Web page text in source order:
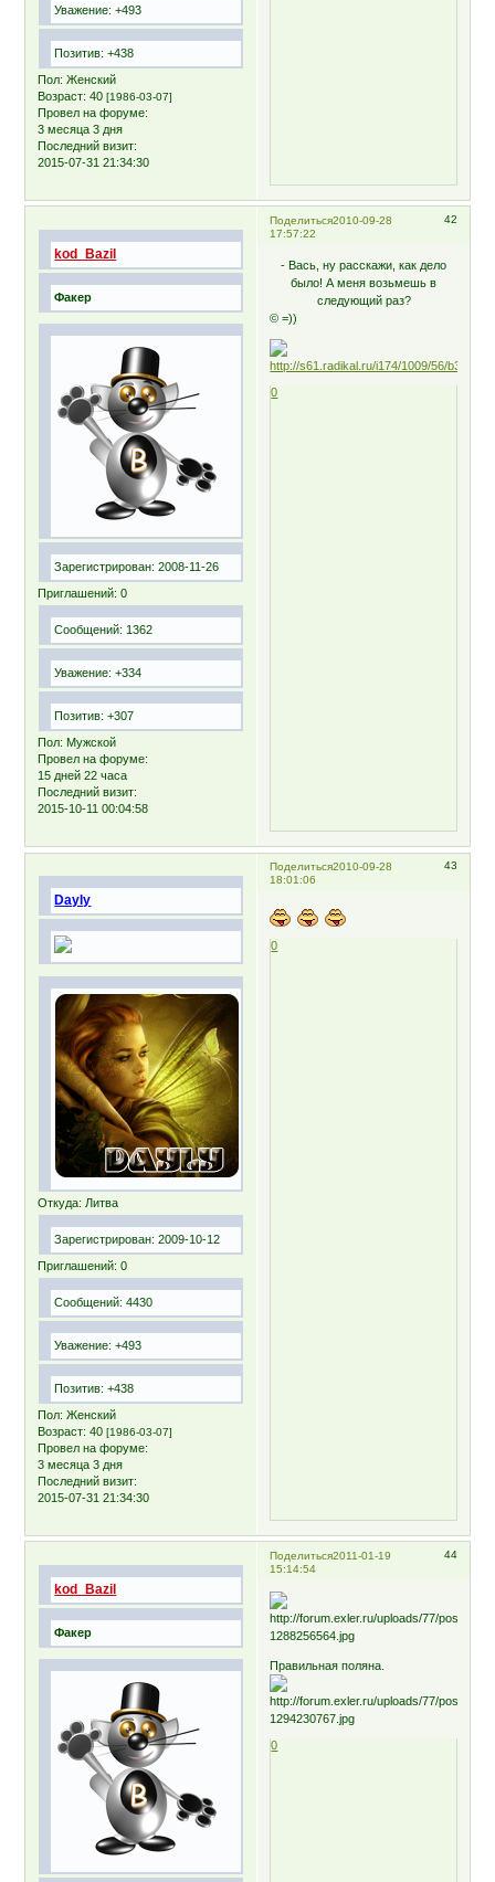
Уважение: +493
Позитив: +438
Пол: Женский
Возраст: 40[1986-03-07]
Провел на форуме:
3 месяца 3 дня
Последний визит:
2015-07-31 21:34:30
Поделиться 42
2010-09-28
17:57:22
kod_Bazil
Факер
Зарегистрирован: 2008-11-26
Приглашений: 0
Сообщений: 1362
Уважение: +334
Позитив: +307
Пол: Мужской
Провел на форуме:
15 дней 22 часа
Последний визит:
2015-10-11 00:04:58
- Вась, ну расскажи, как дело
было! А меня возьмешь в
следующий раз?
© =))
0
Поделиться 43
2010-09-28
18:01:06
Dayly
Откуда: Литва
Зарегистрирован: 2009-10-12
Приглашений: 0
Сообщений: 4430
Уважение: +493
Позитив: +438
Пол: Женский
Возраст: 40[1986-03-07]
Провел на форуме:
3 месяца 3 дня
Последний визит:
2015-07-31 21:34:30
0
Поделиться 44
2011-01-19
15:14:54
kod_Bazil
Факер
Правильная поляна.
0